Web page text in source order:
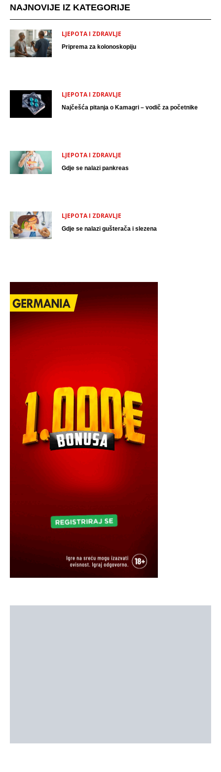
NAJNOVIJE IZ KATEGORIJE
LJEPOTA I ZDRAVLJE
Priprema za kolonoskopiju
LJEPOTA I ZDRAVLJE
Najčešća pitanja o Kamagri – vodič za početnike
LJEPOTA I ZDRAVLJE
Gdje se nalazi pankreas
LJEPOTA I ZDRAVLJE
Gdje se nalazi gušterača i slezena